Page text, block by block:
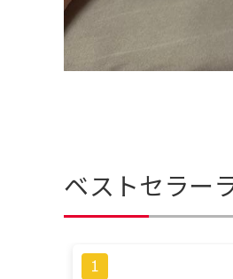
ベストセラー